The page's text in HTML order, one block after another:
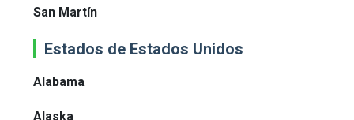
San Martín
Estados de Estados Unidos
Alabama
Alaska